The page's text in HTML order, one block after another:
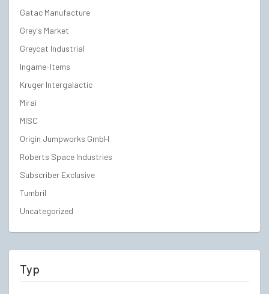
Gatac Manufacture
Grey's Market
Greycat Industrial
Ingame-Items
Kruger Intergalactic
Mirai
MISC
Origin Jumpworks GmbH
Roberts Space Industries
Subscriber Exclusive
Tumbril
Uncategorized
Typ